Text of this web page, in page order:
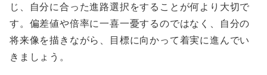
じ、自分に合った進路選択をすることが何より大切で
す。偏差値や倍率に一喜一憂するのではなく、自分の
将来像を描きながら、目標に向かって着実に進んでい
きましょう。